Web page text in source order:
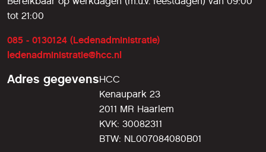
tot 21:00
085 - 0130124 (Ledenadministratie)
ledenadministratie@hcc.nl
Adres gegevensHCC
Kenaupark 23
2011 MR Haarlem
KVK: 30082311
BTW: NL007084080B01